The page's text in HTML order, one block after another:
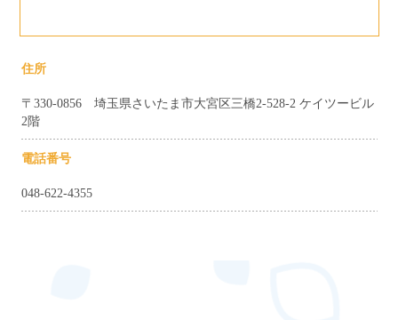
住所
〒330-0856 埼玉県さいたま市大宮区三橋2-528-2 ケイツービル
2階
電話番号
048-622-4355